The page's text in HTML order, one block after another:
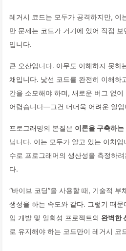
레거시 코드는 모두가 공격하지만, 이
만 문제는 코드가 거기에 있어 직접
입니다.
큰 오산입니다. 아무도 이해하지 못하
채입니다. 낯선 코드를 완전히 이해하
간을 소모해야 하며, 새로운 버그 없
어렵습니다—그건 더더욱 어려운 일입
프로그래밍의 본질은 이론을 구축하는
닙니다. 이는 모두가 알고 있는 이치
수로 프로그래머의 생산성을 측정하
다.
“바이브 코딩”을 사용할 때, 기술적 부
생성을 하는 속도와 같다. 그렇기 때문
입 개발 및 일회성 프로젝트의 완벽한
로 유지해야 하는 코드만이 레거시 코